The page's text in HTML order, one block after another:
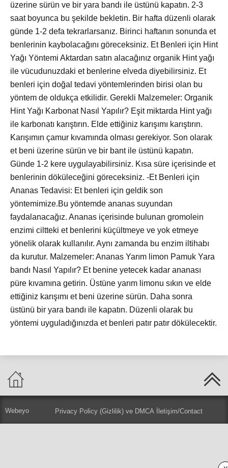
üzerine sürün ve bir yara bandı ile üstünü kapatın. 2-3
saat boyunca bu şekilde bekletin. Bir hafta düzenli olarak
günde 1-2 defa tekrarlarsanız. Birinci haftanın sonunda et
benlerinin kaybolacağını göreceksiniz. Et Benleri için Hint
Yağı Yöntemi Aktardan satın alacağınız organik Hint yağı
ile vücudunuzdaki et benlerine elveda diyebilirsiniz. Et
benleri için doğal tedavi yöntemlerinden birisi olan bu
yöntem de oldukça etkilidir. Gerekli Malzemeler: Organik
Hint Yağı Karbonat Nasıl Yapılır? Eşit miktarda Hint yağı
ile karbonatı karıştırın. Elde ettiğiniz karışımı karıştırın.
Karışımın çamur kıvamında olması gerekiyor. Son olarak
et beni üzerine sürün ve bir bant ile üstünü kapatın.
Günde 1-2 kere uygulayabilirsiniz. Kısa süre içerisinde et
benlerinin döküleceğini göreceksiniz. -Et Benleri için
Ananas Tedavisi: Et benleri için geldik son
yöntemimize.Bu yöntemde ananas suyundan
faydalanacağız. Ananas içerisinde bulunan gromolein
enzimi ciltteki et benlerini küçültmeye ve yok etmeye
yönelik olarak kullanılır. Aynı zamanda bu enzim iltihabı
da kurutur. Malzemeler: Ananas Yarım limon Pamuk Yara
bandı Nasıl Yapılır? Et benine yetecek kadar ananası
püre kıvamına getirin. Üstüne yarım limonu sıkın ve elde
ettiğiniz karışımı et beni üzerine sürün. Daha sonra
üstünü bir yara bandı ile kapatın. Düzenli olarak bu
yöntemi uyguladığınızda et benleri patır patır dökülecektir.
Webeyo Privacy Policy (Gizlilik) ve DMCA İletişim/Contact